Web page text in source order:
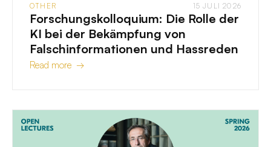
OTHER 15 JULI 2026
Forschungskolloquium: Die Rolle der
KI bei der Bekämpfung von
Falschinformationen und Hassreden
Read more →